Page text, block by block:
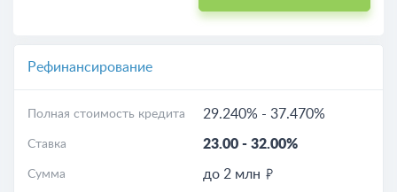
Рефинансирование
Полная стоимость кредита 29.240% - 37.470%
Ставка 23.00 - 32.00%
Сумма до 2 млн